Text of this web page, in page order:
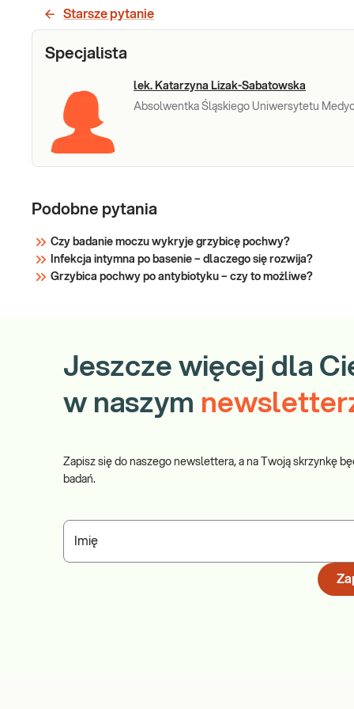
wymazu
materiału oraz sposobie pobrania i
Starsze pytanie
Specjalista
lek. Katarzyna Lizak-Sabatowska
Absolwentka Śląskiego Uniwersytetu
Podobne pytania
Czy badanie moczu wykryje grzybicę pochwy?
Infekcja intymna po basenie – dlaczego się rozwija?
Grzybica pochwy po antybiotyku – czy to możliwe?
Jeszcze więcej dla
w naszym
Zapisz się do naszego newslettera, a na Twoją skrzynkę
badań.
Imię